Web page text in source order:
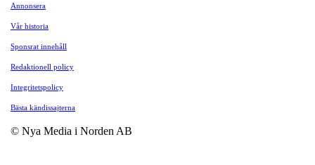
Annonsera
Vår historia
Sponsrat innehåll
Redaktionell policy
Integritetspolicy
Bästa kändissajterna
© Nya Media i Norden AB